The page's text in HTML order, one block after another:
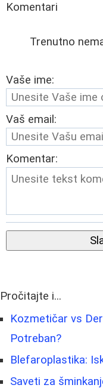
Komentari
Trenutno
Vaše ime:
Vaš email:
Komentar:
Pročitajte i...
Kozmetičar vs
Potreban?
Blefaroplastika:
Saveti za